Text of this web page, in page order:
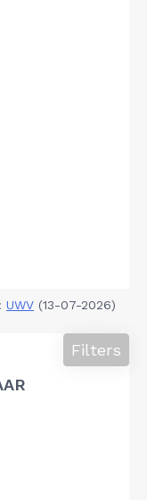
UWV (13-07-2026)
Filters